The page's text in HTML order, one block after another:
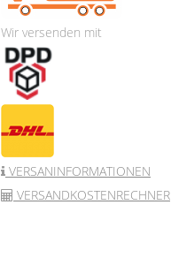
Wir versenden mit
VERSANINFORMATIONEN
VERSANDKOSTENRECHNER